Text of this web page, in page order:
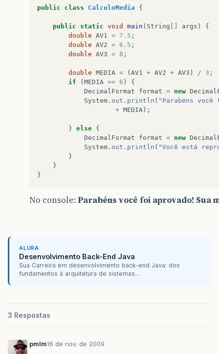
public class CalculoMedia {
public static void main ( String args )
{
double AV1 = 7.5 ;
double AV2 = 6.5 ;
double AV3 = 8 ;
double MEDIA = ( AV1 + AV2 + AV3 ) / 3 ;
if
( MEDIA >= 6 )
{
DecimalFormat
format = new
System . out . println ( "Parabéns
+ MEDIA );
} else {
DecimalFormat
format = new
System . out . println ( "Você está
}
}
}
No console: Parabéns você foi aprovado! Sua
ALURA
Desenvolvimento Back-End Java
Sua Carreira em desenvolvimento back-end Java: dos
fundamentos à arquitetura de sistemas...
3 Respostas
pmlm16 de nov. de 2009